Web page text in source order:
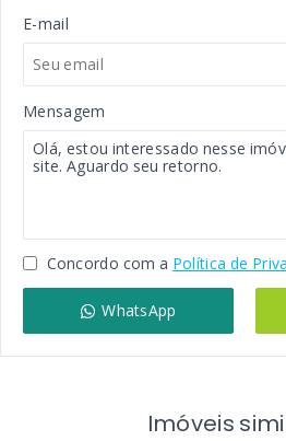
E-mail
Mensagem
Concordo com a Política de
WhatsApp
Imóveis